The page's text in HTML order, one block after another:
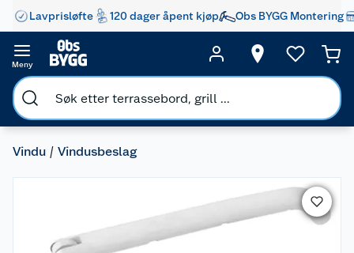
Lavprisløfte 120 dager åpent kjøp Obs BYGG Montering
Meny
Vindu Vindusbeslag